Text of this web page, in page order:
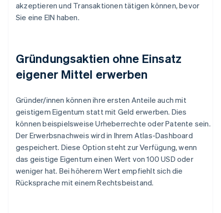
akzeptieren und Transaktionen tätigen können, bevor
Sie eine EIN haben.
Gründungsaktien ohne Einsatz
eigener Mittel erwerben
Gründer/innen können ihre ersten Anteile auch mit
geistigem Eigentum statt mit Geld erwerben. Dies
können beispielsweise Urheberrechte oder Patente sein.
Der Erwerbsnachweis wird in Ihrem Atlas-Dashboard
gespeichert. Diese Option steht zur Verfügung, wenn
das geistige Eigentum einen Wert von 100 USD oder
weniger hat. Bei höherem Wert empfiehlt sich die
Rücksprache mit einem Rechtsbeistand.